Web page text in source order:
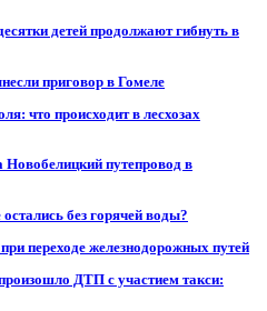
детей продолжают гибнуть в
приговор в Гомеле
что происходит в лесхозах
путепровод в
без горячей воды?
переходе железнодорожных путей
ДТП с участием такси: